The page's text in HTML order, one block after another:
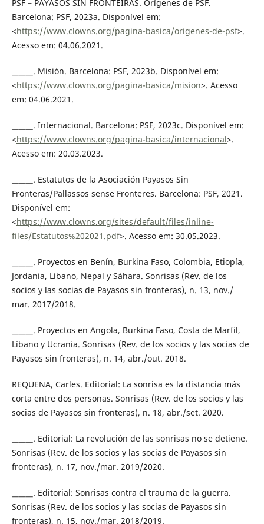
PSF – PAYASOS SIN FRONTEIRAS. Orígenes de PSF.
Barcelona: PSF, 2023a. Disponível em:
<https://www.clowns.org/pagina-basica/origenes-de-psf>.
Acesso em: 04.06.2021.
______. Misión. Barcelona: PSF, 2023b. Disponível em:
<https://www.clowns.org/pagina-basica/mision>. Acesso
em: 04.06.2021.
______. Internacional. Barcelona: PSF, 2023c. Disponível em:
<https://www.clowns.org/pagina-basica/internacional>.
Acesso em: 20.03.2023.
______. Estatutos de la Asociación Payasos Sin
Fronteras/Pallassos sense Fronteres. Barcelona: PSF, 2021.
Disponível em:
<https://www.clowns.org/sites/default/files/inline-
files/Estatutos%202021.pdf>. Acesso em: 30.05.2023.
______. Proyectos en Benín, Burkina Faso, Colombia, Etiopía,
Jordania, Líbano, Nepal y Sáhara. Sonrisas (Rev. de los
socios y las socias de Payasos sin fronteras), n. 13, nov./
mar. 2017/2018.
______. Proyectos en Angola, Burkina Faso, Costa de Marfil,
Líbano y Ucrania. Sonrisas (Rev. de los socios y las socias de
Payasos sin fronteras), n. 14, abr./out. 2018.
REQUENA, Carles. Editorial: La sonrisa es la distancia más
corta entre dos personas. Sonrisas (Rev. de los socios y las
socias de Payasos sin fronteras), n. 18, abr./set. 2020.
______. Editorial: La revolución de las sonrisas no se detiene.
Sonrisas (Rev. de los socios y las socias de Payasos sin
fronteras), n. 17, nov./mar. 2019/2020.
______. Editorial: Sonrisas contra el trauma de la guerra.
Sonrisas (Rev. de los socios y las socias de Payasos sin
fronteras), n. 15, nov./mar. 2018/2019.